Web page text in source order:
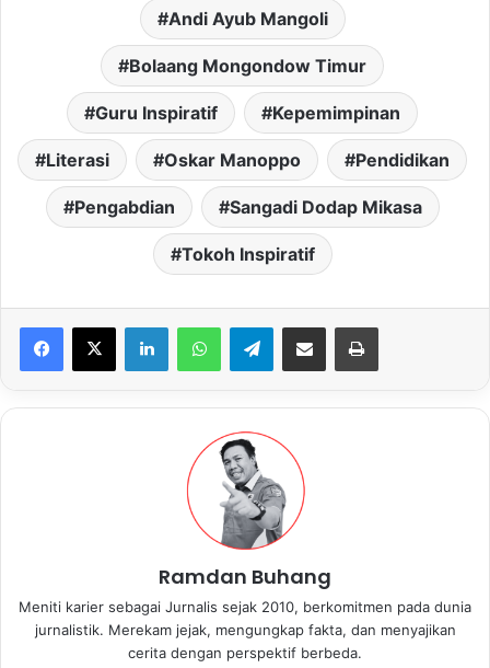
Andi Ayub Mangoli
Bolaang Mongondow Timur
Guru Inspiratif Kepemimpinan
Literasi Oskar Manoppo Pendidikan
Pengabdian Sangadi Dodap Mikasa
Tokoh Inspiratif
Telegram
Ramdan Buhang
Meniti karier sebagai Jurnalis sejak 2010, berkomitmen pada dunia
jurnalistik. Merekam jejak, mengungkap fakta, dan menyajikan
cerita dengan perspektif berbeda.